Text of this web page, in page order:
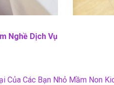
Nghề Dịch Vụ
Của Các Bạn Nhỏ Mầm Non